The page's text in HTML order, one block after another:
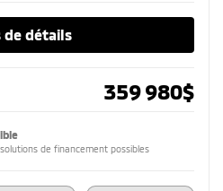
de détails
359 980$
de financement possibles